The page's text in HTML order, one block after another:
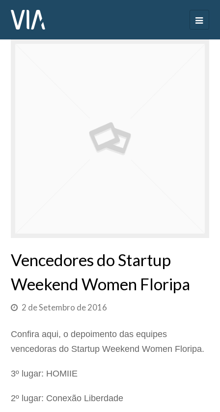
Vencedores do Startup
Weekend Women Floripa
2 de Setembro de 2016
Confira aqui, o depoimento das equipes
vencedoras do Startup Weekend Women Floripa.
3º lugar: HOMIIE
2º lugar: Conexão Liberdade